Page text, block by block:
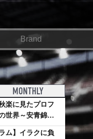
Brand
MONTHLY
楽に見たプロフ
世界～安青錦の
ざまなドラマ
ム】イラクに負